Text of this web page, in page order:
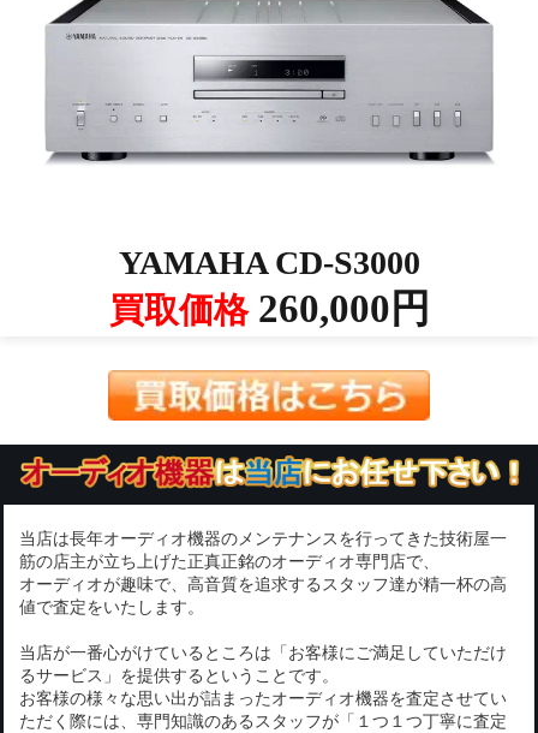
YAMAHA CD-S3000
買取価格260,000円
当店は長年オーディオ機器のメンテナンスを行ってきた技術屋一
筋の店主が立ち上げた正真正銘のオーディオ専門店で、
オーディオが趣味で、高音質を追求するスタッフ達が精一杯の高
値で査定をいたします。
当店が一番心がけているところは「お客様にご満足していただけ
るサービス」を提供するということです。
お客様の様々な思い出が詰まったオーディオ機器を査定させてい
ただく際には、専門知識のあるスタッフが「１つ１つ丁寧に査定